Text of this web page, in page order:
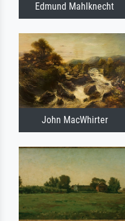
Edmund Mahlknecht
John MacWhirter